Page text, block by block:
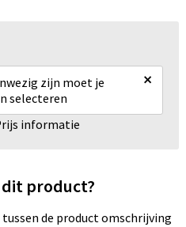
zijn moet je
selecteren
×
informatie
dit product?
de product omschrijving